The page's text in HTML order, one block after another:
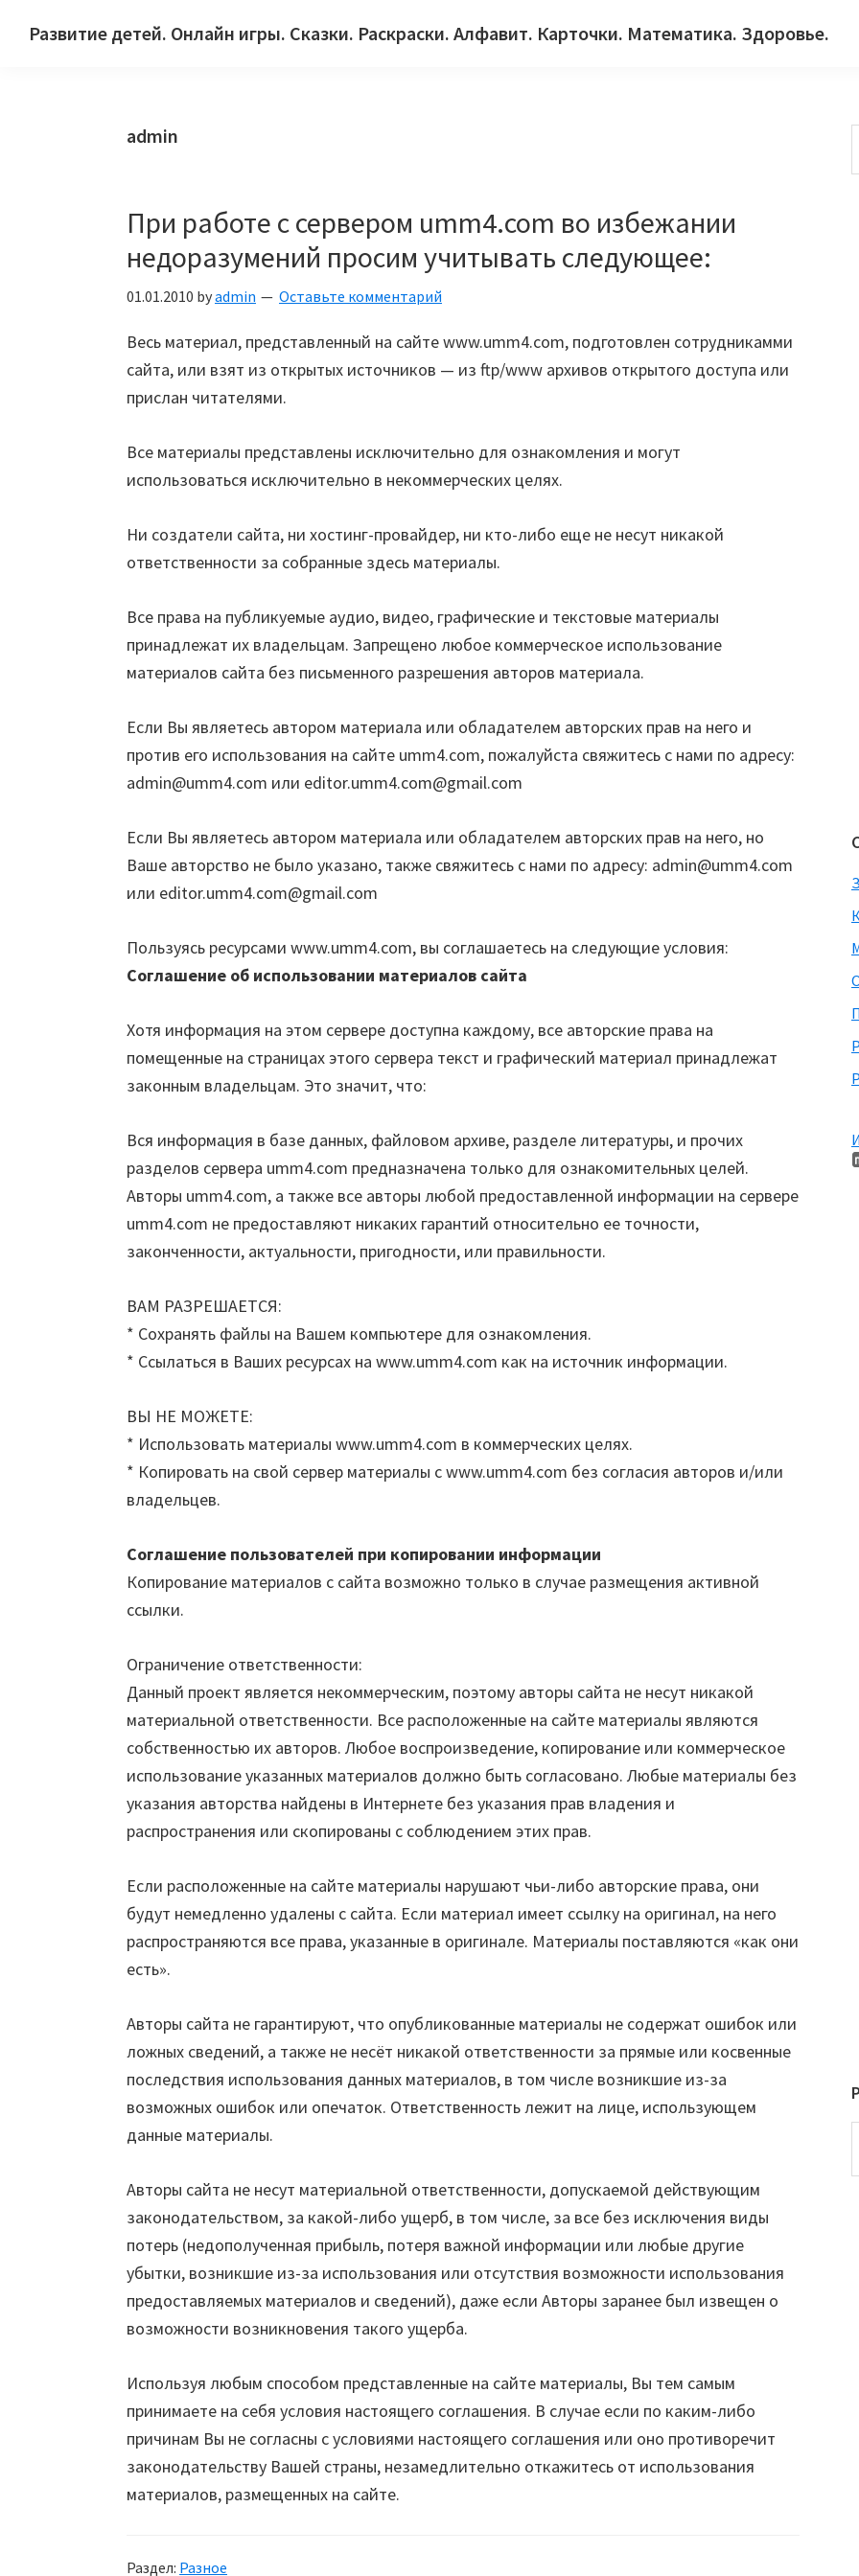
Развитие детей. Онлайн игры. Сказки. Раскраски. Алфавит. Карточки. Математика. Здоровье.
admin
При работе с сервером umm4.com во избежании
недоразумений просим учитывать следующее:
01.01.2010 byadmin Оставьте комментарий
Весь материал, представленный на сайте www.umm4.com, подготовлен сотрудникамми
сайта, или взят из открытых источников — из ftp/www архивов открытого доступа или
прислан читателями.
Все материалы представлены исключительно для ознакомления и могут
использоваться исключительно в некоммерческих целях.
Ни создатели сайта, ни хостинг-провайдер, ни кто-либо еще не несут никакой
ответственности за собранные здесь материалы.
Все права на публикуемые аудио, видео, графические и текстовые материалы
принадлежат их владельцам. Запрещено любое коммерческое использование
материалов сайта без письменного разрешения авторов материала.
Если Вы являетесь автором материала или обладателем авторских прав на него и
против его использования на сайте umm4.com, пожалуйста свяжитесь с нами по адресу:
admin@umm4.com или editor.umm4.com@gmail.com
Если Вы являетесь автором материала или обладателем авторских прав на него, но
Ваше авторство не было указано, также свяжитесь с нами по адресу: admin@umm4.com
или editor.umm4.com@gmail.com
Пользуясь ресурсами www.umm4.com, вы соглашаетесь на следующие условия:
Соглашение об использовании материалов сайта
Хотя информация на этом сервере доступна каждому, все авторские права на
помещенные на страницах этого сервера текст и графический материал принадлежат
законным владельцам. Это значит, что:
Вся информация в базе данных, файловом архиве, разделе литературы, и прочих
разделов сервера umm4.com предназначена только для ознакомительных целей.
Авторы umm4.com, а также все авторы любой предоставленной информации на сервере
umm4.com не предоставляют никаких гарантий относительно ее точности,
законченности, актуальности, пригодности, или правильности.
ВАМ РАЗРЕШАЕТСЯ:
* Сохранять файлы на Вашем компьютере для ознакомления.
* Ссылаться в Ваших ресурсах на www.umm4.com как на источник информации.
ВЫ НЕ МОЖЕТЕ:
* Использовать материалы www.umm4.com в коммерческих целях.
* Копировать на свой сервер материалы с www.umm4.com без согласия авторов и/или
владельцев.
Соглашение пользователей при копировании информации
Копирование материалов с сайта возможно только в случае размещения активной
ссылки.
Ограничение ответственности:
Данный проект является некоммерческим, поэтому авторы сайта не несут никакой
материальной ответственности. Все расположенные на сайте материалы являются
собственностью их авторов. Любое воспроизведение, копирование или коммерческое
использование указанных материалов должно быть согласовано. Любые материалы без
указания авторства найдены в Интернете без указания прав владения и
распространения или скопированы с соблюдением этих прав.
Если расположенные на сайте материалы нарушают чьи-либо авторские права, они
будут немедленно удалены с сайта. Если материал имеет ссылку на оригинал, на него
распространяются все права, указанные в оригинале. Материалы поставляются «как они
есть».
Авторы сайта не гарантируют, что опубликованные материалы не содержат ошибок или
ложных сведений, а также не несёт никакой ответственности за прямые или косвенные
последствия использования данных материалов, в том числе возникшие из-за
возможных ошибок или опечаток. Ответственность лежит на лице, использующем
данные материалы.
Авторы сайта не несут материальной ответственности, допускаемой действующим
законодательством, за какой-либо ущерб, в том числе, за все без исключения виды
потерь (недополученная прибыль, потеря важной информации или любые другие
убытки, возникшие из-за использования или отсутствия возможности использования
предоставляемых материалов и сведений), даже если Авторы заранее был извещен о
возможности возникновения такого ущерба.
Используя любым способом представленные на сайте материалы, Вы тем самым
принимаете на себя условия настоящего соглашения. В случае если по каким-либо
причинам Вы не согласны с условиями настоящего соглашения или оно противоречит
законодательству Вашей страны, незамедлительно откажитесь от использования
материалов, размещенных на сайте.
Раздел: Разное